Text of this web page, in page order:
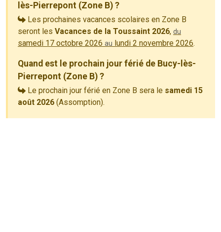
lès-Pierrepont (Zone B) ?
Les prochaines vacances scolaires en Zone B
seront les Vacances de la Toussaint 2026, du
samedi 17 octobre 2026 au lundi 2 novembre 2026.
Quand est le prochain jour férié de Bucy-lès-
Pierrepont (Zone B) ?
Le prochain jour férié en Zone B sera le samedi 15
août 2026 (Assomption).